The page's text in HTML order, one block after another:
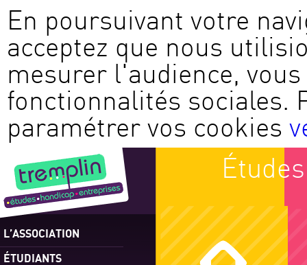
En poursuivant votre
acceptez que nous
mesurer l'audience,
fonctionnalités sociales.
paramétrer vos cookies
L’ASSOCIATION
ÉTUDIANTS